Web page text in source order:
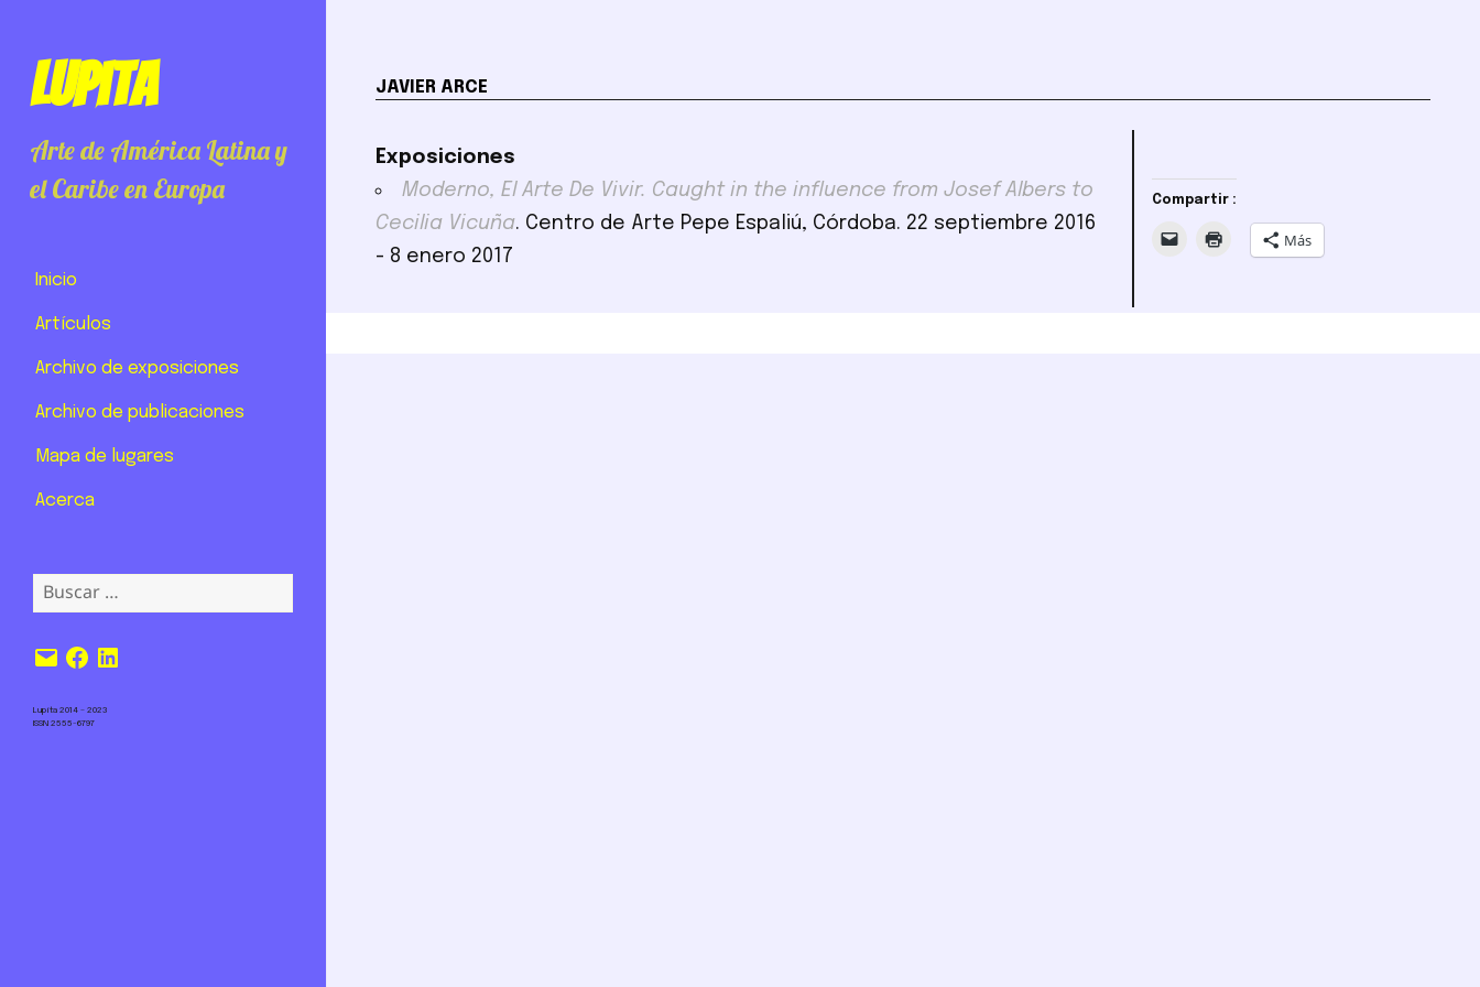
Lupita
Arte de América Latina y
el Caribe en Europa
Inicio
Artículos
Archivo de exposiciones
Archivo de publicaciones
Mapa de lugares
Acerca
Buscar:
Correo
electrónico
Facebook
LinkedIn
Lupita 2014 – 2023
ISSN 2555-6797
JAVIER ARCE
Exposiciones
Moderno, El Arte De Vivir. Caught in the influence from Josef Albers to
Cecilia Vicuña. Centro de Arte Pepe Espaliú, Córdoba. 22 septiembre 2016
- 8 enero 2017
Compartir :
Más